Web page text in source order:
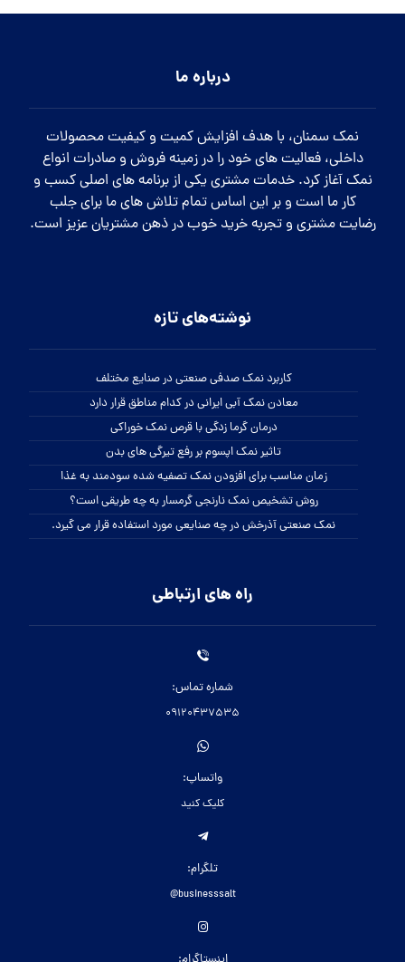
درباره ما
نمک سمنان، با هدف افزایش کمیت و کیفیت محصولات
داخلی، فعالیت های خود را در زمینه فروش و صادرات انواع
نمک آغاز کرد. خدمات مشتری یکی از برنامه های اصلی کسب و
کار ما است و بر این اساس تمام تلاش های ما برای جلب
رضایت مشتری و تجربه خرید خوب در ذهن مشتریان عزیز است.
نوشته‌های تازه
کاربرد نمک صدفی صنعتی در صنایع مختلف
معادن نمک آبی ایرانی در کدام مناطق قرار دارد
درمان گرما زدگی با قرص نمک خوراکی
تاثیر نمک اپسوم بر رفع تیرگی های بدن
زمان مناسب برای افزودن نمک تصفیه شده سودمند به غذا
روش تشخیص نمک نارنجی گرمسار به چه طریقی است؟
نمک صنعتی آذرخش در چه صنایعی مورد استفاده قرار می گیرد.
راه های ارتباطی
شماره تماس:
09120437535
واتساپ:
کلیک کنید
تلگرام:
businesssalt@